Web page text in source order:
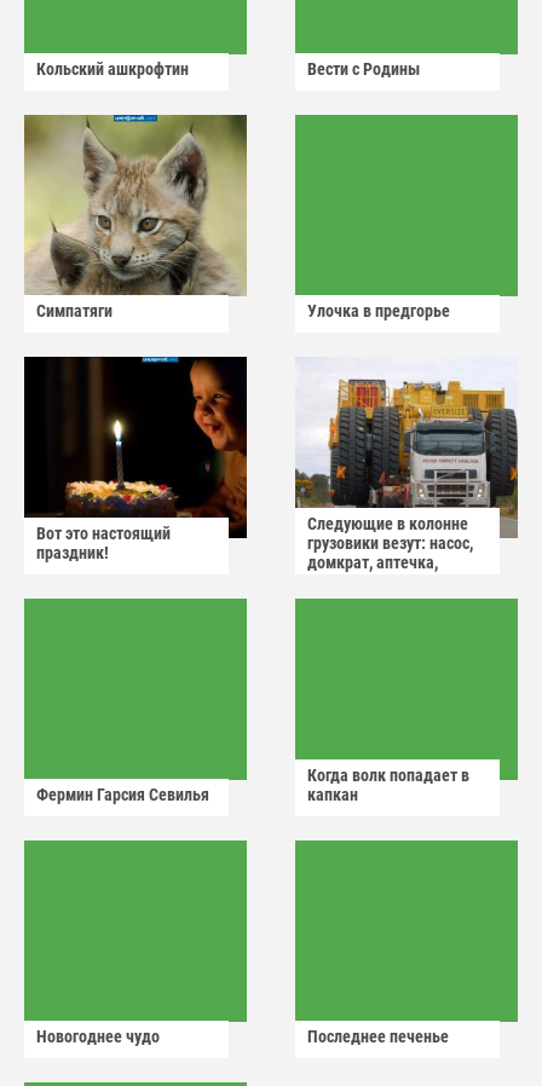
Кольский ашкрофтин Вести с Родины
Симпатяги Улочка в предгорье
Вот это настоящий
праздник!
Следующие в колонне
грузовики везут: насос,
домкрат, аптечка,
Фермин Гарсия Севилья
Когда волк попадает в
капкан
Новогоднее чудо Последнее печенье